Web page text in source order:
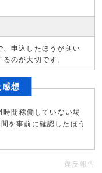
、申込したほうが良い
のが大切です。
想
間稼働していない場
を事前に確認したほう
違反報告